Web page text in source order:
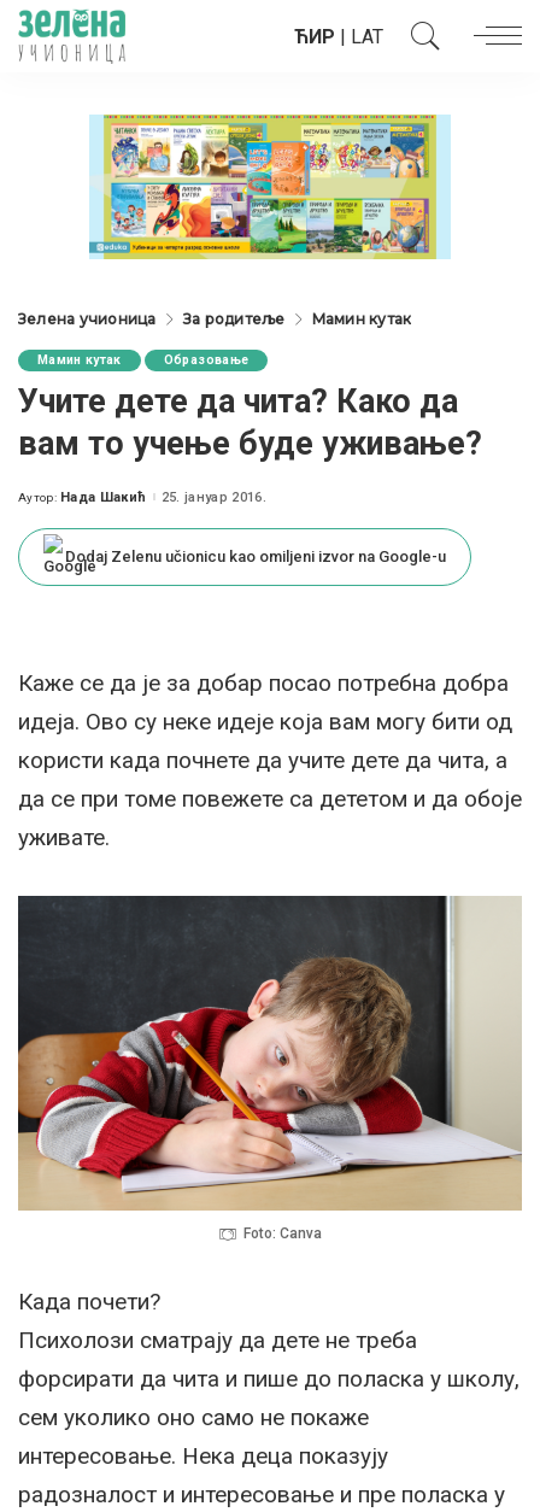
ЋИР | LAT
Зелена учионица За родитеље Мамин кутак
Мамин кутак Образовање
Учите дете да чита? Како да
вам то учење буде уживање?
Posted
Аутор: Нада Шакић 25. јануар 2016.
Dodaj Zelenu učionicu kao omiljeni izvor na Google-u
Каже се да је за добар посао потребна добра
идеја. Ово су неке идеје која вам могу бити од
користи када почнете да учите дете да чита, а
да се при томе повежете са дететом и да обоје
уживате.
Foto: Canva
Када почети?
Психолози сматрају да дете не треба
форсирати да чита и пише до поласка у школу,
сем уколико оно само не покаже
интересовање. Нека деца показују
радозналост и интересовање и пре поласка у